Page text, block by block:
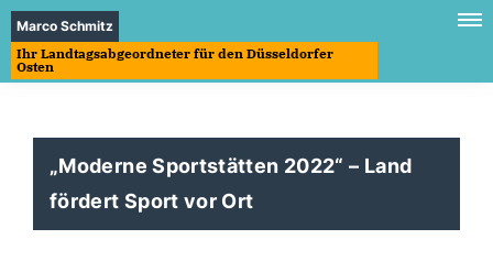
Marco Schmitz
Ihr Landtagsabgeordneter für den Düsseldorfer
Osten
Moderne Sportstätten 2022“ – Land
fördert Sport vor Ort